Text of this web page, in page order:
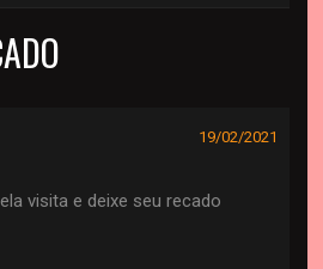
19/02/2021
visita e deixe seu recado